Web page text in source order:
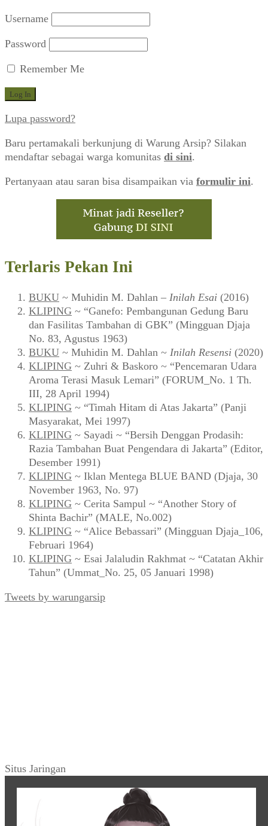
Username
Password
Remember Me
Lupa password?
Baru pertamakali berkunjung di Warung Arsip? Silakan
mendaftar sebagai warga komunitas di sini.
Pertanyaan atau saran bisa disampaikan via formulir ini.
Terlaris Pekan Ini
BUKU ~ Muhidin M. Dahlan – Inilah Esai (2016)
KLIPING ~ “Ganefo: Pembangunan Gedung Baru
dan Fasilitas Tambahan di GBK” (Mingguan Djaja
No. 83, Agustus 1963)
BUKU ~ Muhidin M. Dahlan ~ Inilah Resensi (2020)
KLIPING ~ Zuhri & Baskoro ~ “Pencemaran Udara
Aroma Terasi Masuk Lemari” (FORUM_No. 1 Th.
III, 28 April 1994)
KLIPING ~ “Timah Hitam di Atas Jakarta” (Panji
Masyarakat, Mei 1997)
KLIPING ~ Sayadi ~ “Bersih Denggan Prodasih:
Razia Tambahan Buat Pengendara di Jakarta” (Editor,
Desember 1991)
KLIPING ~ Iklan Mentega BLUE BAND (Djaja, 30
November 1963, No. 97)
KLIPING ~ Cerita Sampul ~ “Another Story of
Shinta Bachir” (MALE, No.002)
KLIPING ~ “Alice Bebassari” (Mingguan Djaja_106,
Februari 1964)
KLIPING ~ Esai Jalaludin Rakhmat ~ “Catatan Akhir
Tahun” (Ummat_No. 25, 05 Januari 1998)
Tweets by warungarsip
Situs Jaringan